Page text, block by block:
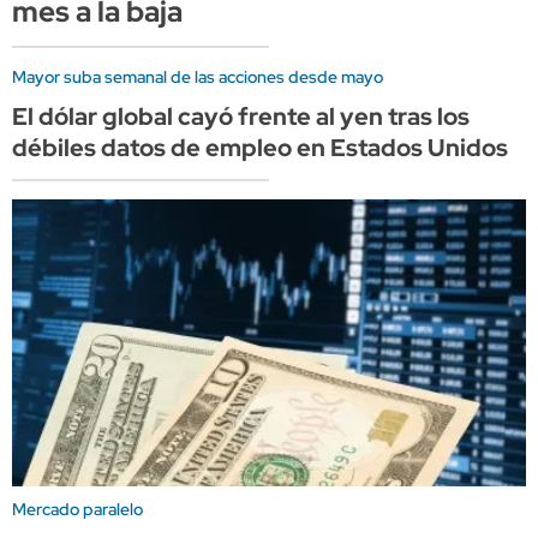
mes a la baja
Mayor suba semanal de las acciones desde mayo
El dólar global cayó frente al yen tras los
débiles datos de empleo en Estados Unidos
Mercado paralelo